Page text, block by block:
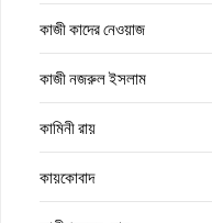
কাজী কাদের নেওয়াজ
কাজী নজরুল ইসলাম
কামিনী রায়
কায়কোবাদ